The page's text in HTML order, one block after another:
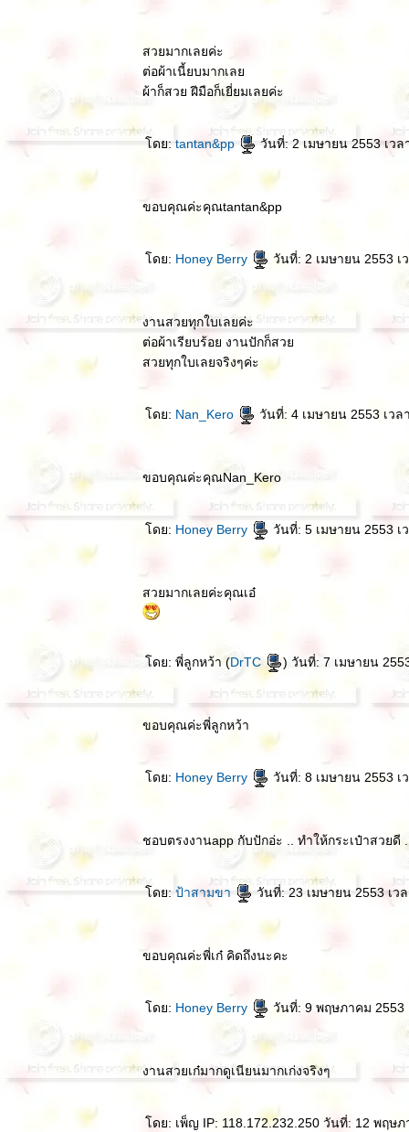
สวยมากเลยค่ะ
ต่อผ้าเนี้ยบมากเล
ผ้าก็สวย ฝีมือก็เยี่ยมเลยค่ะ
ดย: tantan&pp วันที่: 2 เมษายน 2553 เวล
ขอบคุณค่ะคุณtantan&pp
ดย: Honey Berry วันที่: 2 เมษายน 2553 เ
งานสวยทุกใบเลยค่ะ
ต่อผ้าเรียบร้อย งานปักก็สว
สวยทุกใบเลยจริงๆค่ะ
ดย: Nan_Kero วันที่: 4 เมษายน 2553 เวล
ขอบคุณค่ะคุณNan_Kero
ดย: Honey Berry วันที่: 5 เมษายน 2553 เ
สวยมากเลยค่ะคุณเอ๋
ดย: พี่ลูกหว้า (DrTC ) วันที่: 7 เมษายน
ขอบคุณค่ะพี่ลูกหว้า
ดย: Honey Berry วันที่: 8 เมษายน 2553 เ
ชอบตรงงานapp กับปักอ่ะ .. ทำให้กระเป๋าสวยดี
ดย: ป้าสามขา วันที่: 23 เมษายน 2553 เว
ขอบคุณค่ะพี่เก๋ คิดถึงนะคะ
ดย: Honey Berry วันที่: 9 พฤษภาคม 2553
งานสวยเก๋มากดูเนียนมากเก่งจริงๆ
ดย: เพ็ญ IP: 118.172.232.250 วันที่: 12 พฤษภ